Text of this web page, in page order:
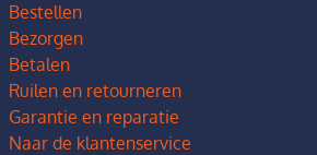
Bestellen
Bezorgen
Betalen
Ruilen en retourneren
Garantie en reparatie
Naar de klantenservice